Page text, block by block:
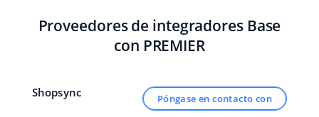
Calculadora de beneficios
Cooperación y socios
Français
Proveedores de integradores Base
con PREMIER
Shopsync Póngase en contacto con